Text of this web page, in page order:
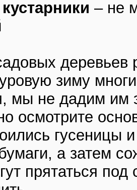
– не
зиму
мы не дадим им
осмотрите
гусеницы
а затем
прятаться